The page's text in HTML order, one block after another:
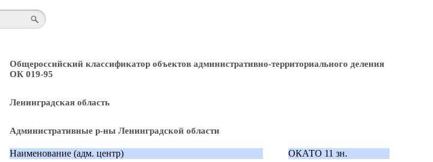
Общероссийский классификатор объектов административно-территориального деления
ОК 019-95
Ленинградская область
Административные р-ны Ленинградской области
Наименование (адм. центр) ОКАТО 11 зн.